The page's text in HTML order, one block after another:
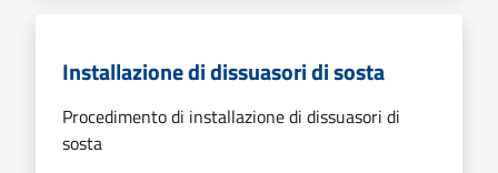
Installazione di dissuasori di sosta
Procedimento di installazione di dissuasori di
sosta